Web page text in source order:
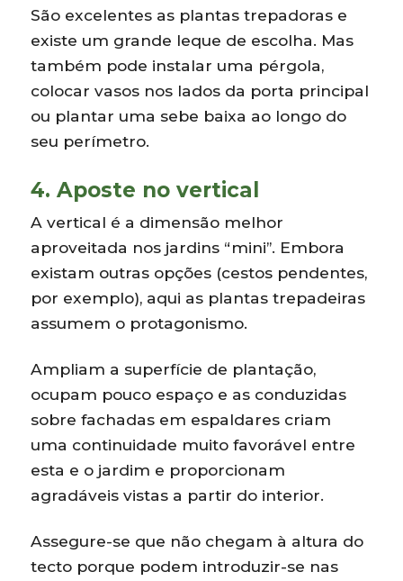
São excelentes as plantas trepadoras e
existe um grande leque de escolha. Mas
também pode instalar uma pérgola,
colocar vasos nos lados da porta principal
ou plantar uma sebe baixa ao longo do
seu perímetro.
4. Aposte no vertical
A vertical é a dimensão melhor
aproveitada nos jardins “mini”. Embora
existam outras opções (cestos pendentes,
por exemplo), aqui as plantas trepadeiras
assumem o protagonismo.
Ampliam a superfície de plantação,
ocupam pouco espaço e as conduzidas
sobre fachadas em espaldares criam
uma continuidade muito favorável entre
esta e o jardim e proporcionam
agradáveis vistas a partir do interior.
Assegure-se que não chegam à altura do
tecto porque podem introduzir-se nas